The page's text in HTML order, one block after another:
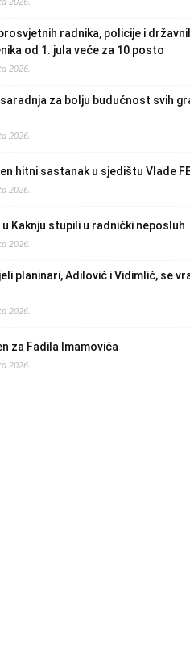
radnika, policije i
od 1. jula veće za 10 posto
2026.
za bolju budućnost svih
2026.
hitni sastanak u sjedištu Vlade
2026.
u Kaknju stupili u radnički neposluh
2026.
planinari, Adilović i Vidimlić, se
2026.
za Fadila Imamovića
2026.